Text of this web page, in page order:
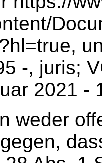
-, juris;
2021 ‑
weder